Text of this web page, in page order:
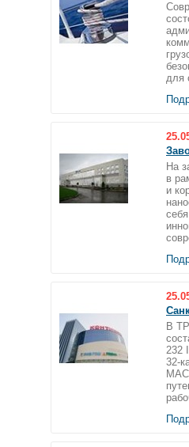
для
На
в
и
В
232
32-